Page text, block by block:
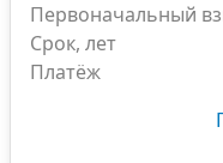
Первоначальный
Срок, лет
Платёж